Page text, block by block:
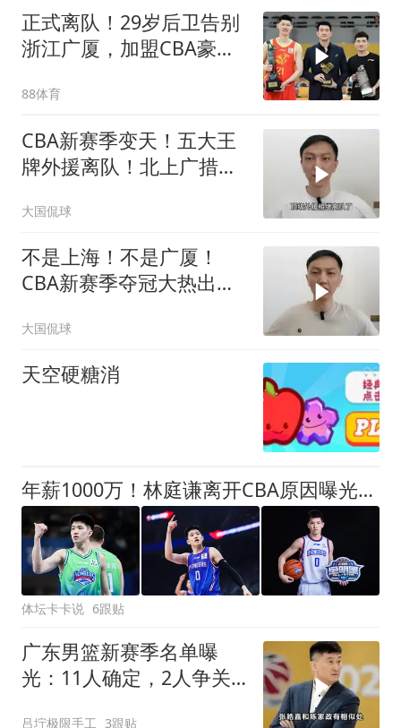
正式离队！29岁后卫告别
浙江广厦，加盟CBA豪
88体育
CBA新赛季变天！五大王
牌外援离队！北上广措手
大国侃球
不是上海！不是广厦！
CBA新赛季夺冠大热出
大国侃球
天空硬糖消
年薪1000万！林庭谦离开CBA原因曝光，钱多事少离家近，CBA人才被挖空！
体坛卡卡说 6跟贴
广东男篮新赛季名单曝
光：11人确定，2人争关
吕坾极限手工 3跟贴